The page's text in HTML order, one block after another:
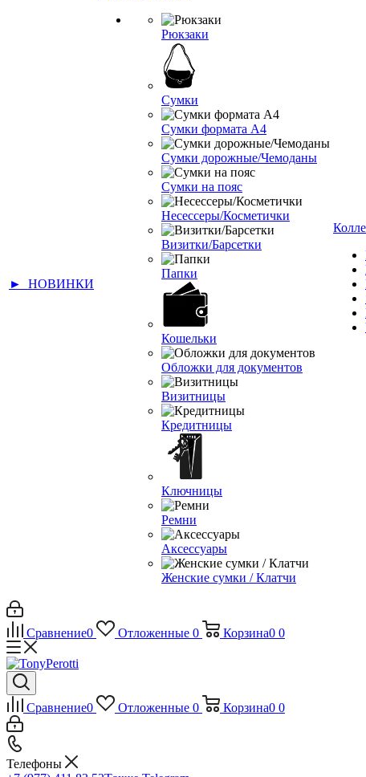
► НОВИНКИ
Рюкзаки
Сумки
Сумки формата А4
Сумки дорожные/Чемоданы
Сумки на пояс
Несессеры/Косметички
Визитки/Барсетки
Папки
Кошельки
Обложки для документов
Визитницы
Кредитницы
Ключницы
Ремни
Аксессуары
Женские сумки / Клатчи
Сравнение0 Отложенные 0 Корзина0 0
Сравнение0 Отложенные 0 Корзина0 0
Телефоны